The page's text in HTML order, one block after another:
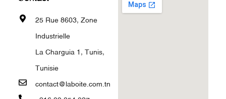
25 Rue 8603, Zone
Industrielle
La Charguia 1, Tunis,
Tunisie
contact@laboite.com.tn